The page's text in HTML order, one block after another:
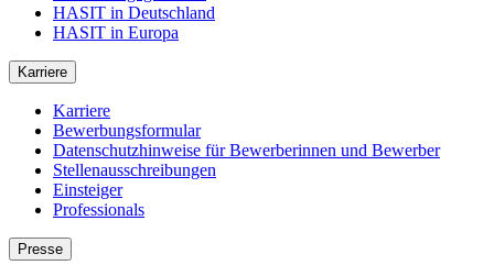
HASIT in Deutschland
HASIT in Europa
Karriere
Karriere
Bewerbungsformular
Datenschutzhinweise für Bewerberinnen und Bewerber
Stellenausschreibungen
Einsteiger
Professionals
Presse